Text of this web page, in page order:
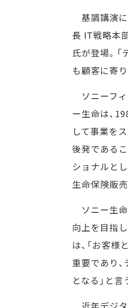
基調講演に
長 IT戦略本
氏が登場。
も顧客に寄
ソニーフ
ー生命は、
して事業を
後発である
ショナルと
生命保険販
ソニー生命
向上を目指
は、「お客
重要であり
となる」と言